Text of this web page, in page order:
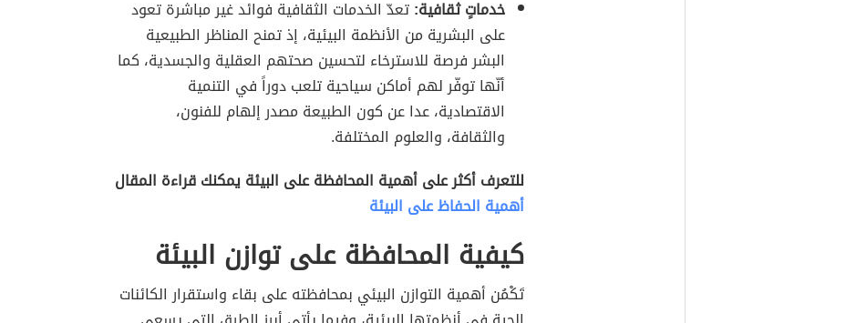
خدماتٍ ثقافية:تعدّ الخدمات الثقافية فوائد غير مباشرة تعود
على البشرية من الأنظمة البيئية، إذ تمنح المناظر الطبيعية
البشر فرصة للاسترخاء لتحسين صحتهم العقلية والجسدية، كما
أنّها توفّر لهم أماكن سياحية تلعب دوراً في التنمية
الاقتصادية، عدا عن كون الطبيعة مصدر إلهام للفنون،
والثقافة، والعلوم المختلفة.
للتعرف أكثر على أهمية المحافظة على البيئة يمكنك قراءة المقال
أهمية الحفاظ على البيئة
كيفية المحافظة على توازن البيئة
تَكْمُن أهمية التوازن البيئي بمحافظته على بقاء واستقرار الكائنات